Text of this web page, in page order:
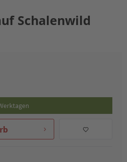
Schalenwild